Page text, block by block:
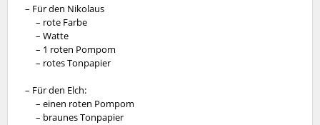
– Für den Nikolaus
– rote Farbe
– Watte
– 1 roten Pompom
– rotes Tonpapier
– Für den Elch:
– einen roten Pompom
– braunes Tonpapier